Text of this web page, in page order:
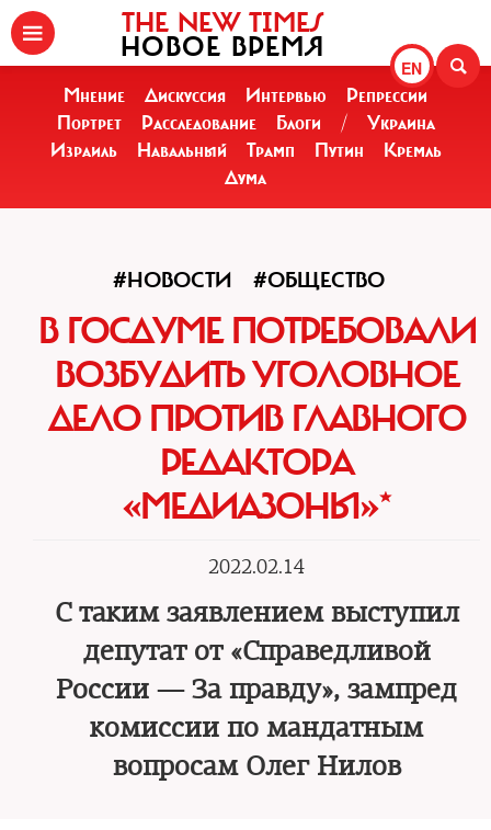
EN
THE NEW TIMES
НОВОЕ ВРЕМЯ
Мнение Дискуссия Интервью
Репрессии
Портрет
Расследование Блоги /
Украина
Израиль
Навальный Трамп Путин
Кремль
Дума
#НОВОСТИ #ОБЩЕСТВО
В ГОСДУМЕ ПОТРЕБОВАЛИ
ВОЗБУДИТЬ УГОЛОВНОЕ
ДЕЛО ПРОТИВ ГЛАВНОГО
РЕДАКТОРА
«МЕДИАЗОНЫ»*
2022.02.14
С таким заявлением выступил
депутат от «Справедливой
России — За правду», зампред
комиссии по мандатным
вопросам Олег Нилов